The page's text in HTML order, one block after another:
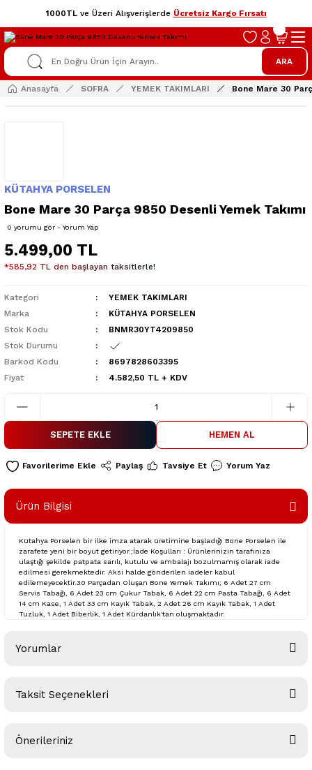
1000TLve Üzeri Alışverişlerde Ücretsiz Kargo Fırsatı
ARA
Anasayfa SOFRA YEMEK TAKIMLARI Bone Mare 30
KÜTAHYA PORSELEN
Bone Mare 30 Parça 9850 Desenli Yemek Takımı
0 yorumu gör - Yorum Yap
5.499,00 TL
*585,92 TL den başlayan taksitlerle!
Kategori
YEMEK TAKIMLARI
Marka
KÜTAHYA PORSELEN
Stok Kodu
BNMR30YT4209850
Stok Durumu
Barkod Kodu
8697828603395
Fiyat
4.582,50 TL + KDV
SEPETE EKLE HEMEN AL
Paylaş Tavsiye Et Yorum Yaz
Ürün Bilgisi
Kütahya Porselen bir ilke imza atarak üretimine başladığı Bone Porselen ile
zarafete yeni bir boyut getiriyor.;İade Koşulları : Ürünlerinizin tarafınıza
ulaştığı şekilde patpata sarılı, kutulu ve ambalajı bozulmamış olarak iade
edilmesi gerekmektedir. Aksi halde gönderilen iadeler kabul
edilemeyecektir.30 Parçadan Oluşan Bone Yemek Takımı; 6 Adet 27 cm
Servis Tabağı, 6 Adet 23 cm Çukur Tabak, 6 Adet 22 cm Pasta Tabağı, 6 Adet
14 cm Kase, 1 Adet 33 cm Kayık Tabak, 2 Adet 26 cm Kayık Tabak, 1 Adet
Tuzluk, 1 Adet Biberlik, 1 Adet Kürdanlık'tan oluşmaktadır.
Yorumlar
Taksit Seçenekleri
Önerileriniz